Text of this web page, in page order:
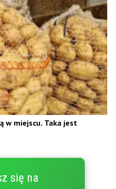
w miejscu. Taka jest
się na